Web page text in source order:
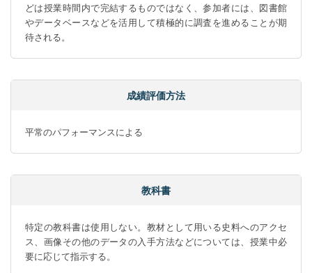
どは授業時間内で完結するものではなく、参加者には、図書館
やデータベースなどを活用して積極的に調査を進めることが期
待される。
成績評価方法
平常のパフォーマンスによる
教科書
特定の教科書は使用しない。教材として用いる史料へのアクセ
ス、画像その他のデータの入手方法などについては、授業中必
要に応じて指示する。